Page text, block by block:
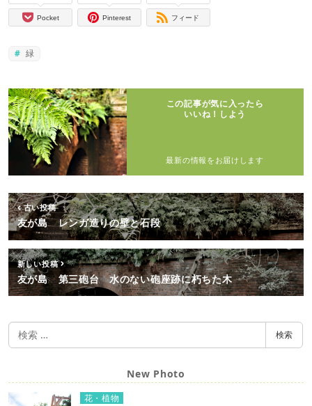
Pocket Pinterest フィード
緑
この記事が気に入ったら
いいね！しよう
最新の情報をお届けします
古い投稿
友が島 レンガ造りの壁と石段
新しい投稿
友が島 第三砲台 水のない砲座跡に朽ちた木
検
索
検索
New Photo
花・植物